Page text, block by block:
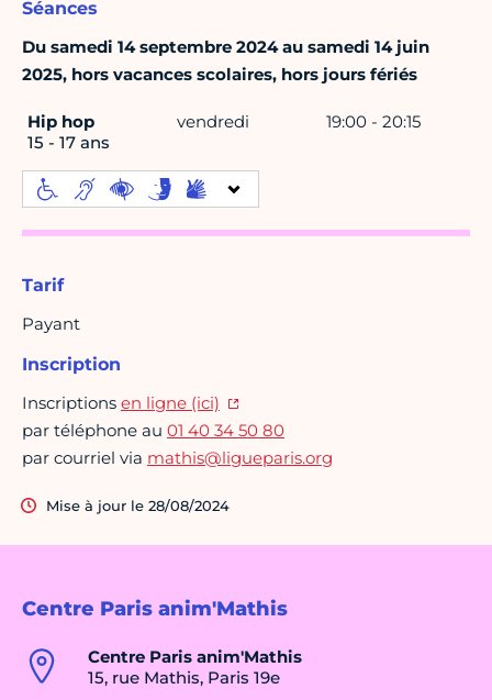
Centre Paris anim'Mathis
Centre Paris anim'Mathis
15, rue Mathis, Paris 19e
Séances
Du samedi 14 septembre 2024 au samedi 14 juin
2025, hors vacances scolaires, hors jours fériés
Hip hop
15 - 17 ans
vendredi 19:00 - 20:15
Tarif
Payant
Inscription
Inscriptions en ligne (ici)
par téléphone au 01 40 34 50 80
par courriel via mathis@ligueparis.org
Mise à jour le 28/08/2024